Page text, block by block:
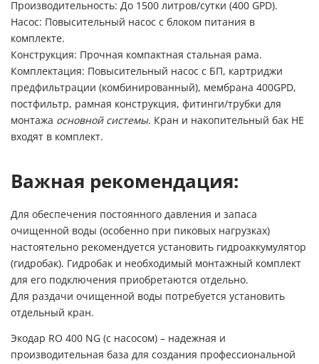
Производительность: До 1500 литров/сутки (400 GPD).
Насос: Повысительный насос с блоком питания в
комплекте.
Конструкция: Прочная компактная стальная рама.
Комплектация: Повысительный насос с БП, картриджи
предфильтрации (комбинированный), мембрана 400GPD,
постфильтр, рамная конструкция, фитинги/трубки для
монтажа основной системы. Кран и накопительный бак НЕ
входят в комплект.
Важная рекомендация:
Для обеспечения постоянного давления и запаса
очищенной воды (особенно при пиковых нагрузках)
настоятельно рекомендуется установить гидроаккумулятор
(гидробак). Гидробак и необходимый монтажный комплект
для его подключения приобретаются отдельно.
Для раздачи очищенной воды потребуется установить
отдельный кран.
Экодар RO 400 NG (с насосом) – надежная и
производительная база для создания профессиональной